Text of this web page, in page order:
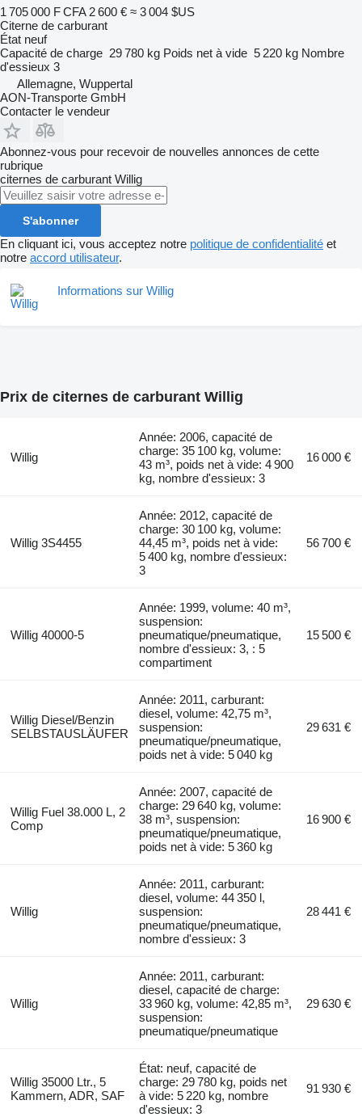
1 705 000 F CFA 2 600 € ≈ 3 004 $US
Citerne de carburant
État neuf
Capacité de charge 29 780 kg Poids net à vide 5 220 kg Nombre
d'essieux 3
Allemagne, Wuppertal
AON-Transporte GmbH
Contacter le vendeur
Abonnez-vous pour recevoir de nouvelles annonces de cette
rubrique
citernes de carburant Willig
S'abonner
En cliquant ici, vous acceptez notre politique de confidentialité et
notre accord utilisateur.
Informations sur Willig
Prix de citernes de carburant Willig
Willig
Année: 2006, capacité de
charge: 35 100 kg, volume:
43 m³, poids net à vide: 4 900
kg, nombre d'essieux: 3
16 000 €
Willig 3S4455
Année: 2012, capacité de
charge: 30 100 kg, volume:
44,45 m³, poids net à vide:
5 400 kg, nombre d'essieux:
3
56 700 €
Willig 40000-5
Année: 1999, volume: 40 m³,
suspension:
pneumatique/pneumatique,
nombre d'essieux: 3, : 5
compartiment
15 500 €
Willig Diesel/Benzin
SELBSTAUSLÄUFER
Année: 2011, carburant:
diesel, volume: 42,75 m³,
suspension:
pneumatique/pneumatique,
poids net à vide: 5 040 kg
29 631 €
Willig Fuel 38.000 L, 2
Comp
Année: 2007, capacité de
charge: 29 640 kg, volume:
38 m³, suspension:
pneumatique/pneumatique,
poids net à vide: 5 360 kg
16 900 €
Willig
Année: 2011, carburant:
diesel, volume: 44 350 l,
suspension:
pneumatique/pneumatique,
nombre d'essieux: 3
28 441 €
Willig
Année: 2011, carburant:
diesel, capacité de charge:
33 960 kg, volume: 42,85 m³,
suspension:
pneumatique/pneumatique
29 630 €
Willig 35000 Ltr., 5
Kammern, ADR, SAF
État: neuf, capacité de
charge: 29 780 kg, poids net
à vide: 5 220 kg, nombre
d'essieux: 3
91 930 €